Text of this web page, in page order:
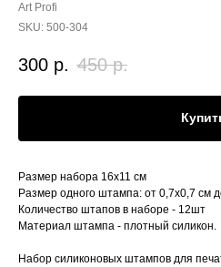
Art Profi
SKU: 500-304
300 р. 450 р.
Размер набора 16х11 см
Размер одного штампа: от 0,7х0,7 см
Количество штапов в наборе - 12шт
Материал штампа - плотный силикон.
Набор силиконовых штампов для